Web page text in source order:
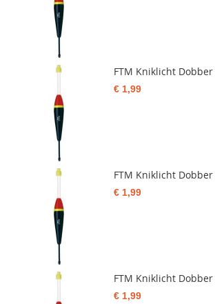
FTM Kniklicht
€ 1,99
FTM Kniklicht
€ 1,99
FTM Kniklicht
€ 1,99